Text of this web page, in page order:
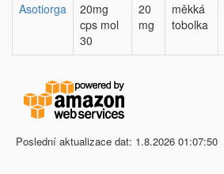
Asotiorga
20mg
cps mol
30
20
mg
měkká
tobolka
Poslední aktualizace dat: 1.8.2026 01:07:50